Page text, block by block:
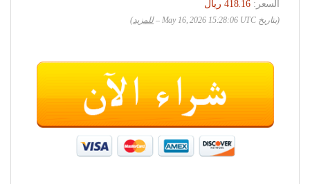
السعر:
‏418.16 ريال
(بتاريخ May 16, 2026 15:28:06 UTC – للمزيد)